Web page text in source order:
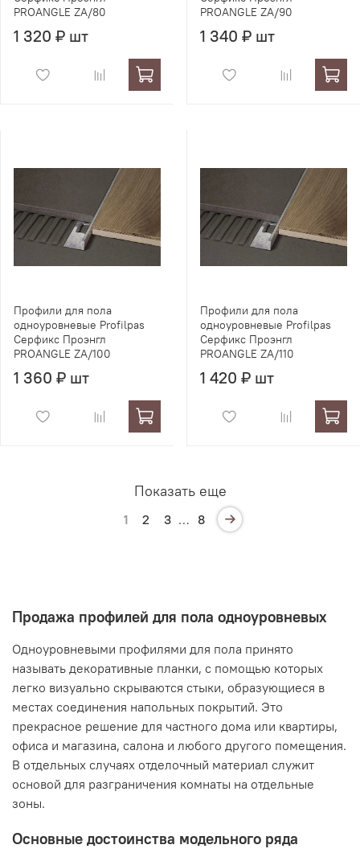
PROANGLE ZA/80
1 320 ₽ шт
PROANGLE ZA/90
1 340 ₽ шт
Профили для пола
одноуровневые Profilpas
Серфикс Проэнгл
PROANGLE ZA/100
1 360 ₽ шт
Профили для пола
одноуровневые Profilpas
Серфикс Проэнгл
PROANGLE ZA/110
1 420 ₽ шт
Показать еще
1 2 3 … 8
Продажа профилей для пола одноуровневых
Одноуровневыми профилями для пола принято
называть декоративные планки, с помощью которых
легко визуально скрываются стыки, образующиеся в
местах соединения напольных покрытий. Это
прекрасное решение для частного дома или квартиры,
офиса и магазина, салона и любого другого помещения.
В отдельных случаях отделочный материал служит
основой для разграничения комнаты на отдельные
зоны.
Основные достоинства модельного ряда